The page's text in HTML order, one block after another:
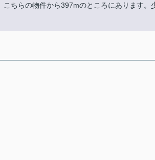
ちらの物件から397mのところにあります。